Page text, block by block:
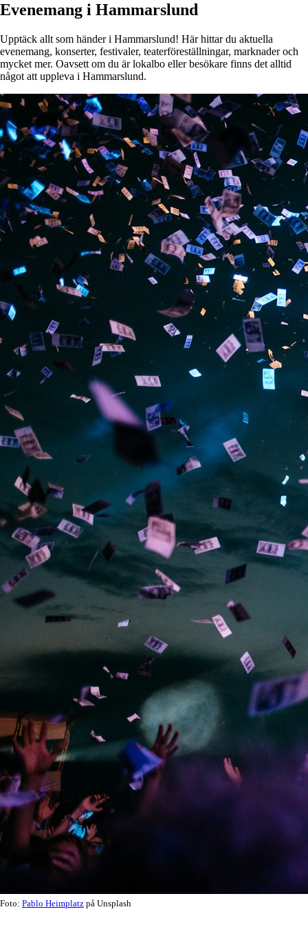
Evenemang i Hammarslund
Upptäck allt som händer i Hammarslund! Här hittar du aktuella
evenemang, konserter, festivaler, teaterföreställningar, marknader och
mycket mer. Oavsett om du är lokalbo eller besökare finns det alltid
något att uppleva i Hammarslund.
Foto: Pablo Heimplatz på Unsplash